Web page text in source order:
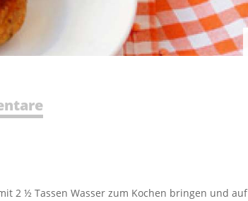
2 ½ Tassen Wasser zum Kochen bringen und auf